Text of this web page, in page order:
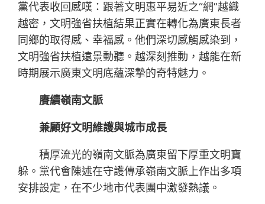
黨代表收回感嘆：跟著文明惠平易近之“網”越織
越密，文明強省扶植結果正實在轉化為廣東長者
同鄉的取得感、幸福感。他們深切感觸感染到，
文明強省扶植遠景動聽。越深刻推動，越能在新
時期展示廣東文明底蘊深摯的奇特魅力。
賡續嶺南文脈
兼顧好文明維護與城市成長
積厚流光的嶺南文脈為廣東留下厚重文明寶
躲。黨代會陳述在守護傳承嶺南文脈上作出多項
安排設定，在不少地市代表團中激發熱議。